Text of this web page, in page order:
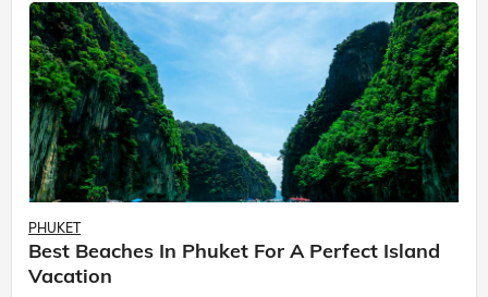
PHUKET
Best Beaches In Phuket For A Perfect Island
Vacation